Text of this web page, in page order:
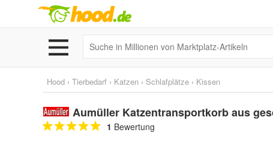
Hood › Tierbedarf › Katzen › Schlafplätze › Kissen
Aumüller Katzentransportkorb aus
1 Bewertung